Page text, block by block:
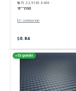
73.32.9183.0400 ·
'6''''(150
En commande
0.84
Disponible